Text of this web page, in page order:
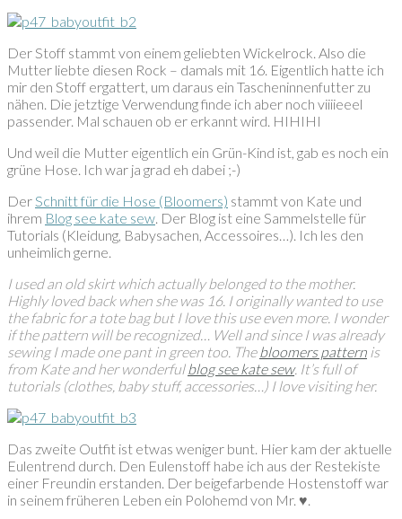
Der Stoff stammt von einem geliebten Wickelrock. Also die
Mutter liebte diesen Rock – damals mit 16. Eigentlich hatte ich
mir den Stoff ergattert, um daraus ein Tascheninnenfutter zu
nähen. Die jetztige Verwendung finde ich aber noch viiiieeel
passender. Mal schauen ob er erkannt wird. HIHIHI
Und weil die Mutter eigentlich ein Grün-Kind ist, gab es noch ein
grüne Hose. Ich war ja grad eh dabei ;-)
DerSchnitt für die Hose (Bloomers) stammt von Kate und
ihrem Blog see kate sew. Der Blog ist eine Sammelstelle für
Tutorials (Kleidung, Babysachen, Accessoires…). Ich les den
unheimlich gerne.
I used an old skirt which actually belonged to the mother.
Highly loved back when she was 16. I originally wanted to use
the fabric for a tote bag but I love this use even more. I wonder
if the pattern will be recognized… Well and since I was already
sewing I made one pant in green too. Thebloomers pattern is
from Kate and her wonderfulblog see kate sew. It’s full of
tutorials (clothes, baby stuff, accessories…) I love visiting her.
Das zweite Outfit ist etwas weniger bunt. Hier kam der aktuelle
Eulentrend durch. Den Eulenstoff habe ich aus der Restekiste
einer Freundin erstanden. Der beigefarbende Hostenstoff war
in seinem früheren Leben ein Polohemd von Mr. ♥.